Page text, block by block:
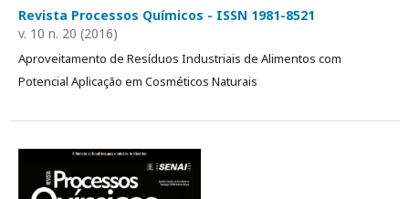
Revista Processos Químicos - ISSN 1981-8521
v. 10 n. 20 (2016)
Aproveitamento de Resíduos Industriais de Alimentos com
Potencial Aplicação em Cosméticos Naturais